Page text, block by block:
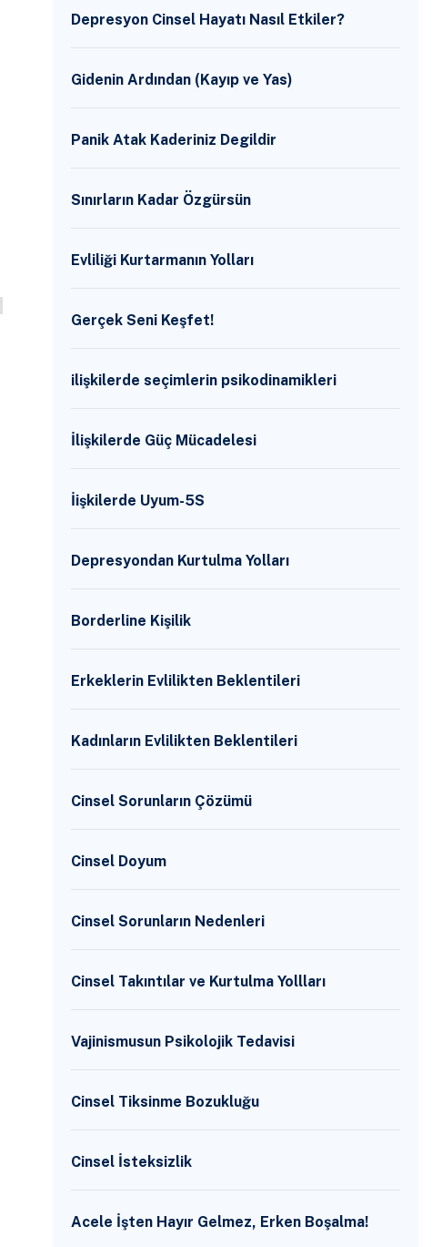
Depresyon Cinsel Hayatı Nasıl Etkiler?
Gidenin Ardından (Kayıp ve Yas)
Panik Atak Kaderiniz Degildir
Sınırların Kadar Özgürsün
Evliliği Kurtarmanın Yolları
Gerçek Seni Keşfet!
ilişkilerde seçimlerin psikodinamikleri
İlişkilerde Güç Mücadelesi
İişkilerde Uyum-5S
Depresyondan Kurtulma Yolları
Borderline Kişilik
Erkeklerin Evlilikten Beklentileri
Kadınların Evlilikten Beklentileri
Cinsel Sorunların Çözümü
Cinsel Doyum
Cinsel Sorunların Nedenleri
Cinsel Takıntılar ve Kurtulma Yollları
Vajinismusun Psikolojik Tedavisi
Cinsel Tiksinme Bozukluğu
Cinsel İsteksizlik
Acele İşten Hayır Gelmez, Erken Boşalma!